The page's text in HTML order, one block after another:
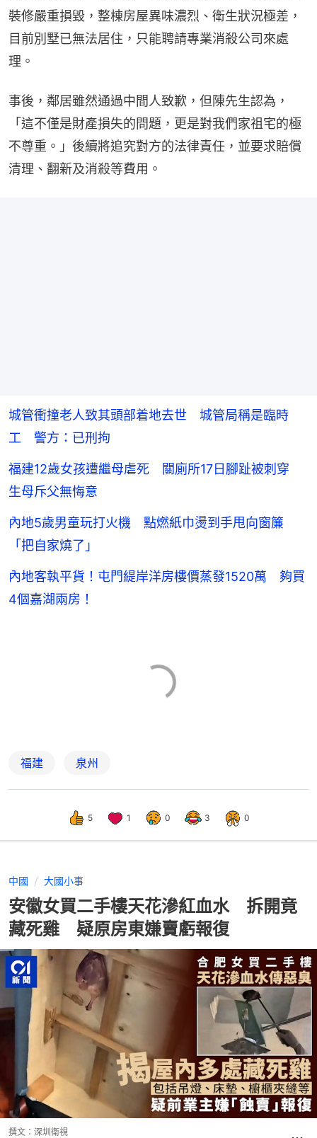
裝修嚴重損毀，整棟房屋異味濃烈、衛生狀況極差，
目前別墅已無法居住，只能聘請專業消殺公司來處
理。
事後，鄰居雖然通過中間人致歉，但陳先生認為，
「這不僅是財產損失的問題，更是對我們家祖宅的極
不尊重。」後續將追究對方的法律責任，並要求賠償
清理、翻新及消殺等費用。
城管衝撞老人致其頭部着地去世 城管局稱是臨時
工 警方：已刑拘
福建12歲女孩遭繼母虐死 關廁所17日腳趾被刺穿
生母斥父無悔意
內地5歲男童玩打火機 點燃紙巾燙到手甩向窗簾
「把自家燒了」
內地客執平貨！屯門緹岸洋房樓價蒸發1520萬 夠買
4個嘉湖兩房！
福建 泉州
5 1 0 3 0
中國 大國小事
安徽女買二手樓天花滲紅血水 拆開竟
藏死雞 疑原房東嫌賣虧報復
撰文： 深圳衛視